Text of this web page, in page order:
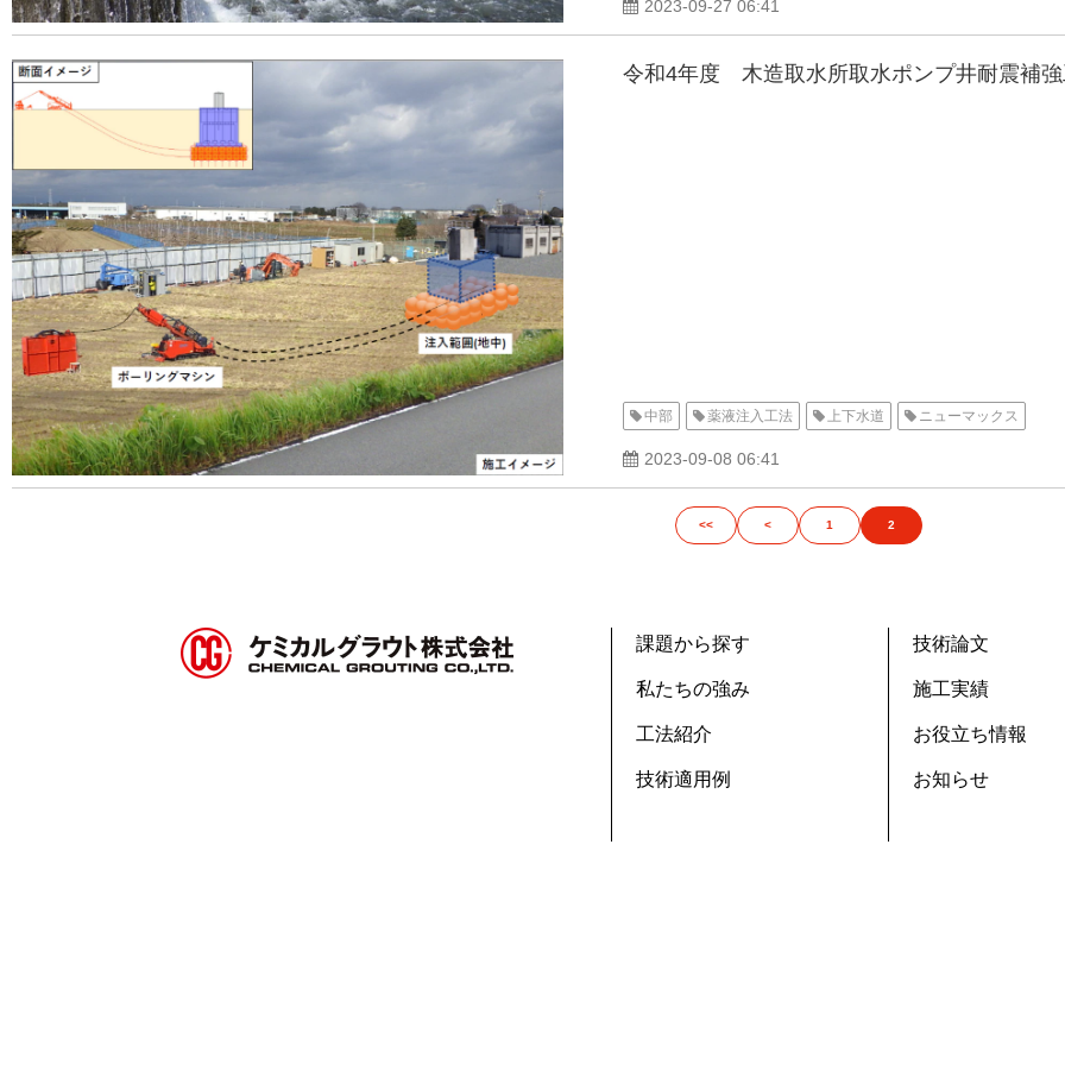
2023-09-27 06:41
令和4年度 木造取水所取水ポンプ井耐震補
中部 薬液注入工法 上下水道 ニューマックス
2023-09-08 06:41
<< < 1 2
課題から探す
私たちの強み
工法紹介
技術適用例
技術論文
施工実績
お役立ち情報
お知らせ